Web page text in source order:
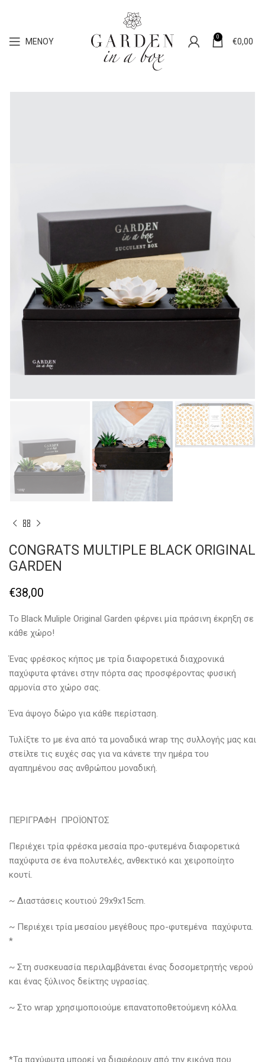
ΜΕΝΟΎ 0 €0,00
CONGRATS MULTIPLE BLACK ORIGINAL
GARDEN
€38,00
Το Black Muliple Original Garden φέρνει μία πράσινη έκρηξη σε
κάθε χώρο!
Ένας φρέσκος κήπος με τρία διαφορετικά διαχρονικά
παχύφυτα φτάνει στην πόρτα σας προσφέροντας φυσική
αρμονία στο χώρο σας.
Ένα άψογο δώρο για κάθε περίσταση.
Τυλίξτε το με ένα από τα μοναδικά wrap της συλλογής μας και
στείλτε τις ευχές σας για να κάνετε την ημέρα του
αγαπημένου σας ανθρώπου μοναδική.
ΠΕΡΙΓΡΑΦΗ ΠΡΟΪΟΝΤΟΣ
Περιέχει τρία φρέσκα μεσαία προ-φυτεμένα διαφορετικά
παχύφυτα σε ένα πολυτελές, ανθεκτικό και χειροποίητο
κουτί.
~ Διαστάσεις κουτιού 29x9x15cm.
~ Περιέχει τρία μεσαίου μεγέθους προ-φυτεμένα παχύφυτα.
*
~ Στη συσκευασία περιλαμβάνεται ένας δοσομετρητής νερού
και ένας ξύλινος δείκτης υγρασίας.
~ Στο wrap χρησιμοποιούμε επανατοποθετούμενη κόλλα.
*Τα παχύφυτα μπορεί να διαφέρουν από την εικόνα που